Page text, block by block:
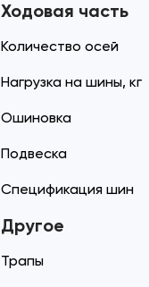
Ходовая часть
Количество осей
Нагрузка на шины, кг
Ошиновка
Подвеска
Спецификация шин
Другое
Трапы